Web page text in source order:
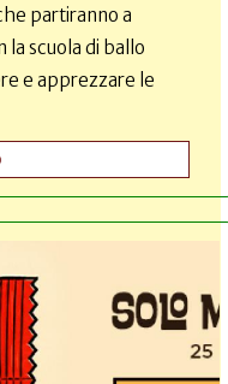
partiranno a
scuola di ballo
e apprezzare le